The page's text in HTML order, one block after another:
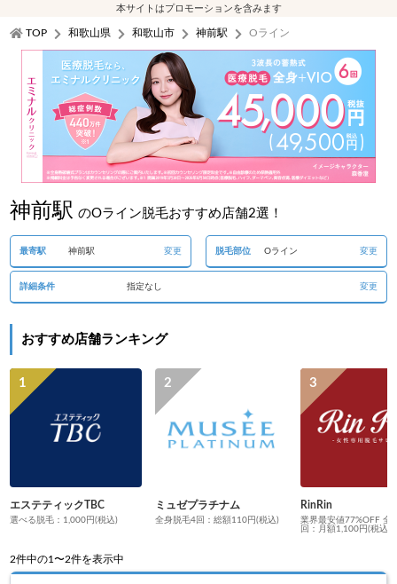
本サイトはプロモーションを含みます
TOP 和歌山県 和歌山市 神前駅 Oライン
神前駅 のOライン脱毛おすすめ店舗2選！
最寄駅 神前駅 変更 脱毛部位 Oライン 変更
詳細条件 指定なし 変更
おすすめ店舗ランキング
エステティックTBC
選べる脱毛：1,000円(税込)
ミュゼプラチナム
全身脱毛4回：総額110円(税込)
RinRin
業界最安値77%OFF 全
回：月額1,100円(税込)
2件中の1〜2件を表示中